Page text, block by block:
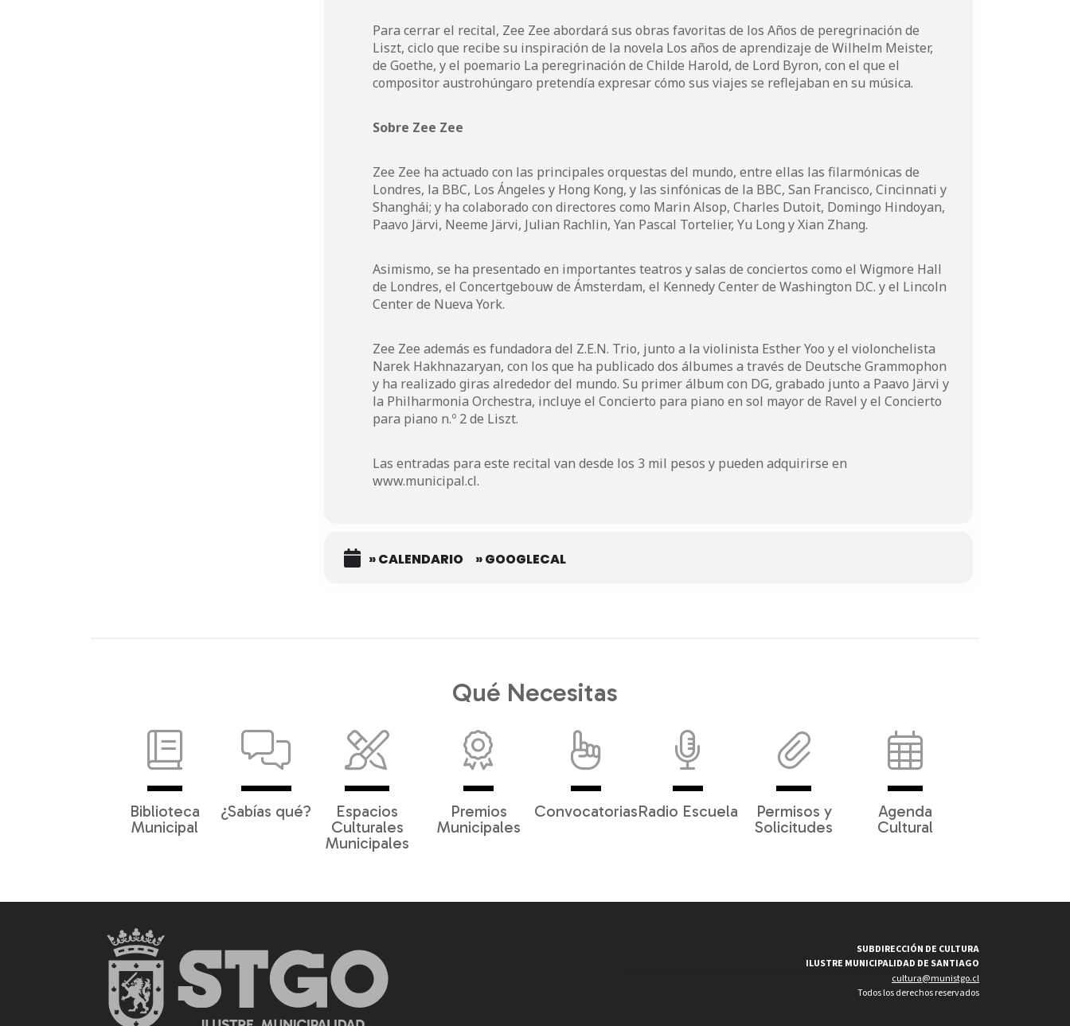
Para cerrar el recital, Zee Zee abordará sus obras favoritas de los Años de peregrinación de
Liszt, ciclo que recibe su inspiración de la novela Los años de aprendizaje de Wilhelm Meister,
de Goethe, y el poemario La peregrinación de Childe Harold, de Lord Byron, con el que el
compositor austrohúngaro pretendía expresar cómo sus viajes se reflejaban en su música.
Sobre Zee Zee
Zee Zee ha actuado con las principales orquestas del mundo, entre ellas las filarmónicas de
Londres, la BBC, Los Ángeles y Hong Kong, y las sinfónicas de la BBC, San Francisco, Cincinnati y
Shanghái; y ha colaborado con directores como Marin Alsop, Charles Dutoit, Domingo Hindoyan,
Paavo Järvi, Neeme Järvi, Julian Rachlin, Yan Pascal Tortelier, Yu Long y Xian Zhang.
Asimismo, se ha presentado en importantes teatros y salas de conciertos como el Wigmore Hall
de Londres, el Concertgebouw de Ámsterdam, el Kennedy Center de Washington D.C. y el Lincoln
Center de Nueva York.
Zee Zee además es fundadora del Z.E.N. Trio, junto a la violinista Esther Yoo y el violonchelista
Narek Hakhnazaryan, con los que ha publicado dos álbumes a través de Deutsche Grammophon
y ha realizado giras alrededor del mundo. Su primer álbum con DG, grabado junto a Paavo Järvi y
la Philharmonia Orchestra, incluye el Concierto para piano en sol mayor de Ravel y el Concierto
para piano n.º 2 de Liszt.
Las entradas para este recital van desde los 3 mil pesos y pueden adquirirse en
www.municipal.cl.
» CALENDARIO » GOOGLECAL
Qué Necesitas
Biblioteca
Municipal
¿Sabías qué?
Espacios
Culturales
Municipales
Premios
Municipales
ConvocatoriasRadio Escuela
Permisos y
Solicitudes
Agenda
Cultural
SUBDIRECCIÓN DE CULTURA
ILUSTRE MUNICIPALIDAD DE SANTIAGO
cultura@munistgo.cl
Todos los derechos reservados